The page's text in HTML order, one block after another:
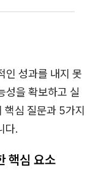
인 성과를 내지 못
성을 확보하고 실
핵심 질문과 5가지
다.
핵심 요소